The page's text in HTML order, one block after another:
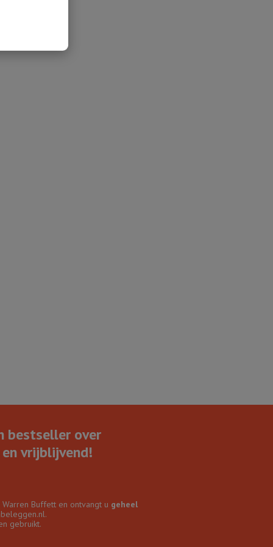
bestseller over
vrijblijvend!
Buffett en ontvangt u geheel
gebruikt.